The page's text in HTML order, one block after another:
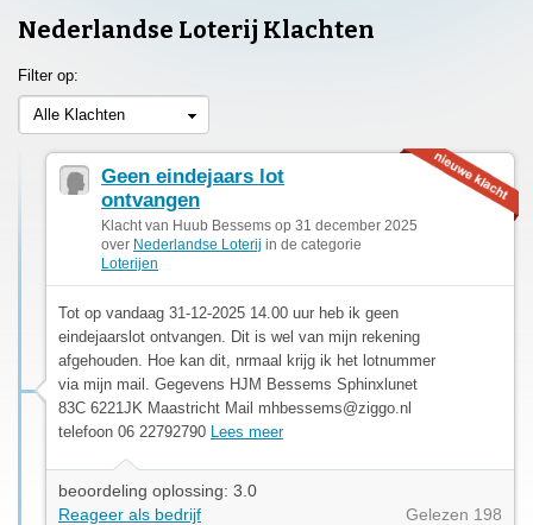
Nederlandse Loterij Klachten
Filter op:
Alle Klachten
Geen eindejaars lot
ontvangen
Klacht van Huub Bessems op 31 december 2025
over Nederlandse Loterij in de categorie
Loterijen
Tot op vandaag 31-12-2025 14.00 uur heb ik geen
eindejaarslot ontvangen. Dit is wel van mijn rekening
afgehouden. Hoe kan dit, nrmaal krijg ik het lotnummer
via mijn mail. Gegevens HJM Bessems Sphinxlunet
83C 6221JK Maastricht Mail mhbessems@ziggo.nl
telefoon 06 22792790 Lees meer
beoordeling oplossing: 3.0
Reageer als bedrijf
Gelezen 198